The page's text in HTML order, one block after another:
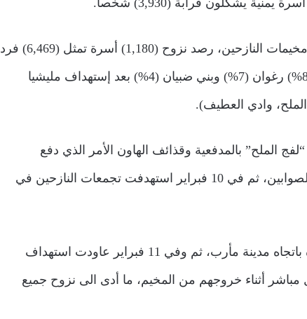
واشار الى التقرير الاخير الصادرة عن الوحدة التنفيذية لإدارة مخيمات النازحين، رصد نزوح (1,180) أسرة تمثل (6,469) فردا
للمرة الثانية خلال الفترة 6-15 فبراير من مديريات صرواح (89%) رغوان (7%) وبني ضبيان (4%) بعد إستهداف مليشيا
وادي العطيف).
بشكل مباشر مخيم “لفج الملح” بالمدفعية وقذائف الهاون الأمر الذي دفع
النازحين البالغ عددهم (47) أسرة لمغادرة المخيم باتجاه ذنه الصوابين، ثم في 10 فبراير استهدفت تجمعات النازحين في
وأوضح أن ذاك الاستهداف العدواني دفع نازحين الى المغادرة باتجاه مدينة مأرب، ثم وفي 11 فبراير عاودت استهداف
أثناء خروجهم من المخيم، ما أدى الى نزوح جميع